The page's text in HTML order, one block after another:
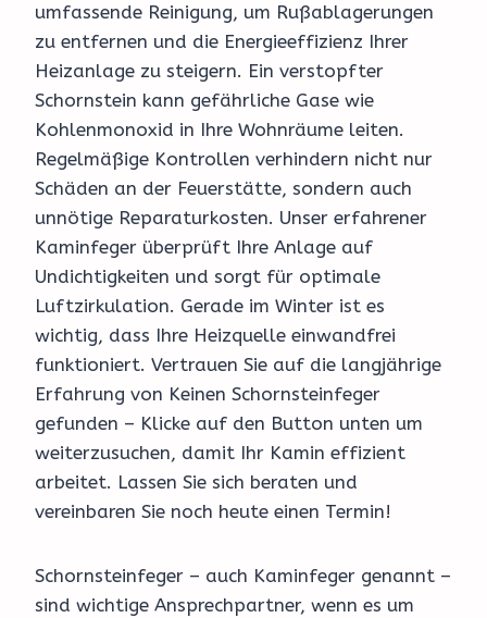
umfassende Reinigung, um Rußablagerungen
zu entfernen und die Energieeffizienz Ihrer
Heizanlage zu steigern. Ein verstopfter
Schornstein kann gefährliche Gase wie
Kohlenmonoxid in Ihre Wohnräume leiten.
Regelmäßige Kontrollen verhindern nicht nur
Schäden an der Feuerstätte, sondern auch
unnötige Reparaturkosten. Unser erfahrener
Kaminfeger überprüft Ihre Anlage auf
Undichtigkeiten und sorgt für optimale
Luftzirkulation. Gerade im Winter ist es
wichtig, dass Ihre Heizquelle einwandfrei
funktioniert. Vertrauen Sie auf die langjährige
Erfahrung von Keinen Schornsteinfeger
gefunden – Klicke auf den Button unten um
weiterzusuchen, damit Ihr Kamin effizient
arbeitet. Lassen Sie sich beraten und
vereinbaren Sie noch heute einen Termin!
Schornsteinfeger – auch Kaminfeger genannt –
sind wichtige Ansprechpartner, wenn es um